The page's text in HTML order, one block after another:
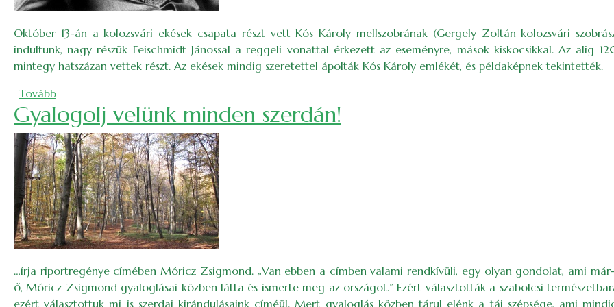
Október 13-án a kolozsvári ekések csapata részt vett Kós Ká­roly mellszobrának (Gergely Zoltán kolozsvári
indultunk, nagy részük Feischmidt Jánossal a reggeli vonattal érkezett az eseményre, mások kiskocsikkal. Az alig
mintegy hatszázan vettek részt. Az ekések mindig szeretettel ápolták Kós Károly emlékét, és példaképnek tekintették.
Tovább(Kós Károly, Sztána és az EKE)
Gyalogolj velünk minden szerdán!
…írja riportregénye címében Móricz Zsigmond. „Van ebben a címben valami rendkívüli, egy olyan gondolat, ami
ő, Móricz Zsigmond gyaloglásai közben látta és ismerte meg az országot.” Ezért választották a szabolcsi
ezért választottuk mi is szerdai kirándulásaink címéül. Mert gyaloglás közben tárul elénk a táj szépsége, ami